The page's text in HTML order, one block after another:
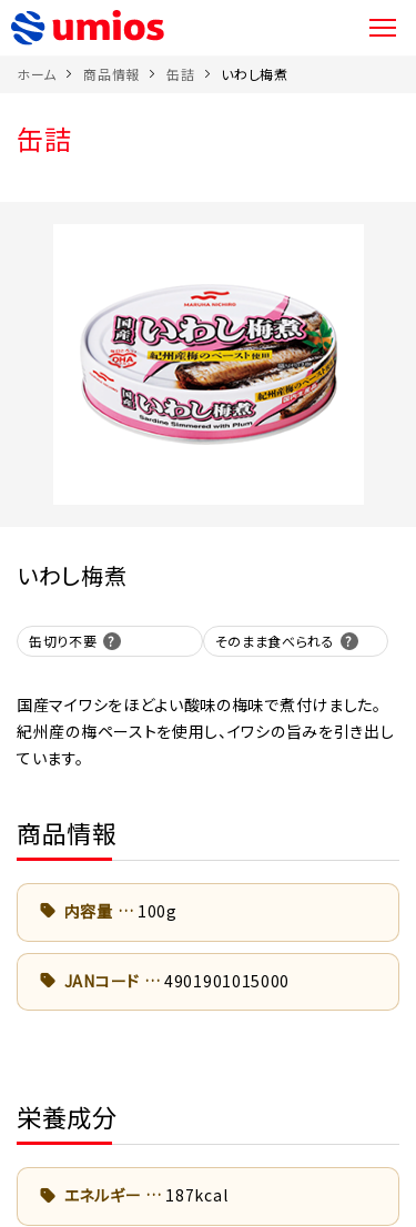
ホーム 商品情報 缶詰 いわし梅煮
缶詰
いわし梅煮
缶切り不要 そのまま食べられる
国産マイワシをほどよい酸味の梅味で煮付けました。
紀州産の梅ペーストを使用し、イワシの旨みを引き出し
ています。
商品情報
内容量 100g
JANコード 4901901015000
栄養成分
エネルギー 187kcal